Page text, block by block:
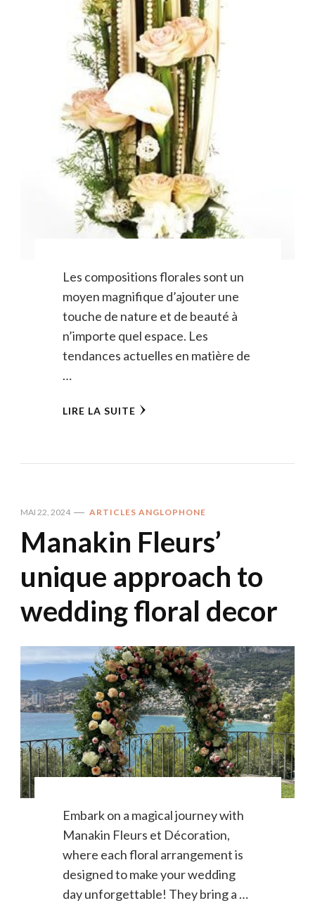
Les compositions florales sont un
moyen magnifique d’ajouter une
touche de nature et de beauté à
n’importe quel espace. Les
tendances actuelles en matière de
…
LIRE LA SUITE
MAI 22, 2024 ARTICLES ANGLOPHONE
Manakin Fleurs’
unique approach to
wedding floral decor
Embark on a magical journey with
Manakin Fleurs et Décoration,
where each floral arrangement is
designed to make your wedding
day unforgettable! They bring a …